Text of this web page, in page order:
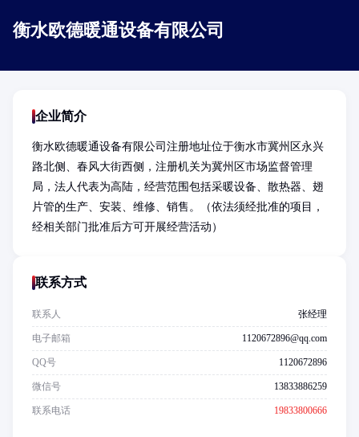
衡水欧德暖通设备有限公司
企业简介
衡水欧德暖通设备有限公司注册地址位于衡水市冀州区永兴
路北侧、春风大街西侧，注册机关为冀州区市场监督管理
局，法人代表为高陆，经营范围包括采暖设备、散热器、翅
片管的生产、安装、维修、销售。（依法须经批准的项目，
经相关部门批准后方可开展经营活动）
联系方式
联系人 张经理
电子邮箱 1120672896@qq.com
QQ号 1120672896
微信号 13833886259
联系电话 19833800666